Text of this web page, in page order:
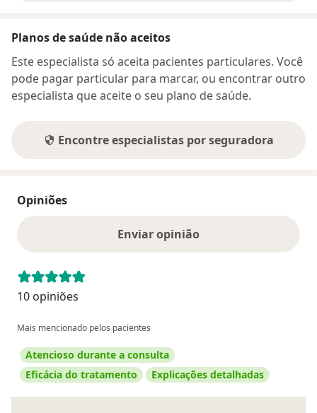
Planos de saúde não aceitos
Este especialista só aceita pacientes particulares. Você
pode pagar particular para marcar, ou encontrar outro
especialista que aceite o seu plano de saúde.
Encontre especialistas por seguradora
Opiniões
Enviar opinião
10 opiniões
Mais mencionado pelos pacientes
Atencioso durante a consulta
Eficácia do tratamento
Explicações detalhadas